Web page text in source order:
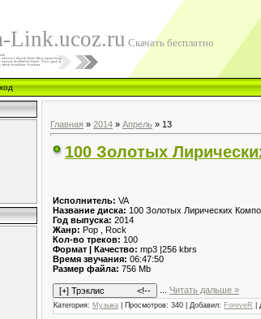
Link.ucoz.ru Скачать бесплатно
Главная » 2014 » Апрель » 13
100 Золотых
Исполнитель: VA
Название диска: 100 Золотых Лирических
Год выпуска: 2014
Жанр: Pop , Rock
Кол-во треков: 100
Формат | Качество: mp3 |256 kbrs
Время звучания: 06:47:50
Размер файла: 756 Mb
Читать дальше »
Категория: Музыка | Просмотров: 340 | Добавил: ForeveR |